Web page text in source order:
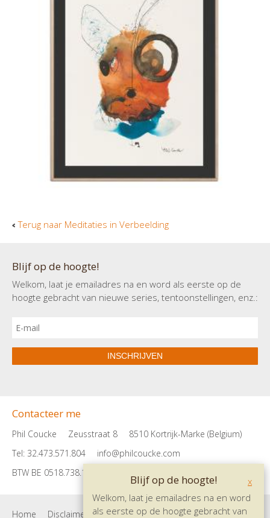
Terug naar Meditaties in Verbeelding
Blijf op de hoogte!
Welkom, laat je emailadres na en word als eerste op de
hoogte gebracht van nieuwe series, tentoonstellingen, enz.:
INSCHRIJVEN
Contacteer me
Phil Coucke Zeusstraat 8
8510 Kortrijk-Marke (Belgium)
Tel: 32.473.571.804
info@philcoucke.com
BTW BE 0518.738.182
Home Disclaimer Privacybeleid Contact
x
Blijf op de hoogte!
Welkom, laat je emailadres na en word
als eerste op de hoogte gebracht van